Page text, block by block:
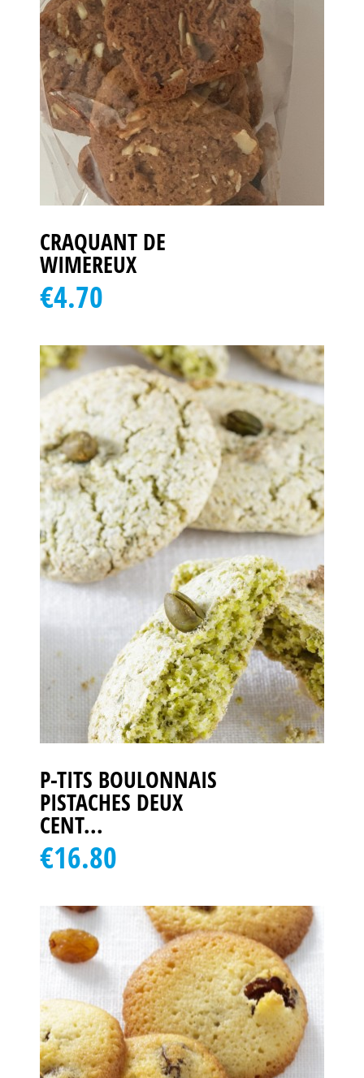
CRAQUANT DE
WIMEREUX
€4.70
P-TITS BOULONNAIS
PISTACHES DEUX
CENT...
€16.80